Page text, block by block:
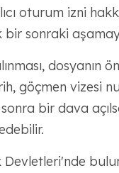
oturum izni
sonraki
göçmen vizesi
bir dava